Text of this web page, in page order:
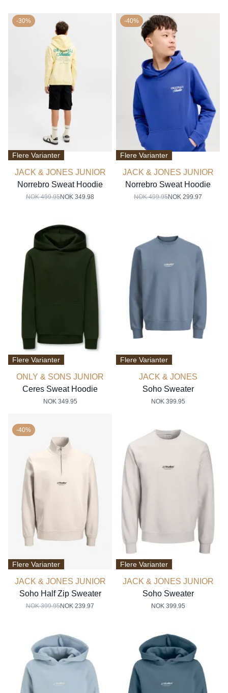
-30%
Flere Varianter
JACK & JONES JUNIOR
Norrebro Sweat Hoodie
NOK 499.95NOK 349.98
-40%
Flere Varianter
JACK & JONES JUNIOR
Norrebro Sweat Hoodie
NOK 499.95NOK 299.97
Flere Varianter
ONLY & SONS JUNIOR
Ceres Sweat Hoodie
NOK 349.95
Flere Varianter
JACK & JONES
Soho Sweater
NOK 399.95
-40%
Flere Varianter
JACK & JONES JUNIOR
Soho Half Zip Sweater
NOK 399.95NOK 239.97
Flere Varianter
JACK & JONES JUNIOR
Soho Sweater
NOK 399.95